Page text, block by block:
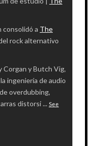
consolidó a The
rock alternativo
Corgan y Butch Vig,
ingeniería de audio
overdubbing,
distorsi... See